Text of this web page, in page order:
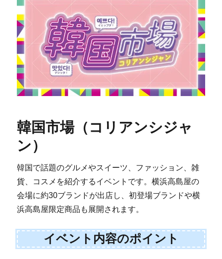
韓国市場（コリアンシジャ
ン）
韓国で話題のグルメやスイーツ、ファッション、雑
貨、コスメを紹介するイベントです。横浜高島屋の
会場に約30ブランドが出店し、初登場ブランドや横
浜高島屋限定商品も展開されます。
イベント内容のポイント